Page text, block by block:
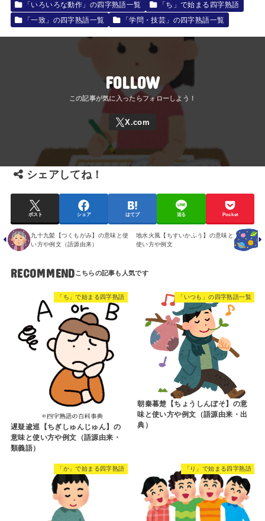
「いろいろな動作」の四字熟語一覧
「ち」で始まる四字熟語
「一致」の四字熟語一覧
「学問・技芸」の四字熟語一覧
FOLLOW
シェアしてね！
ポスト シェア はてブ 送る Pocket
九十九髪【つくもがみ】の意味と使
い方や例文（語源由来）
地水火風【ちすいかふう】の意味と
使い方や例文
RECOMMEND
「ち」で始まる四字熟語
遅疑逡巡【ちぎしゅんじゅん】の
意味と使い方や例文（語源由来・
類義語）
「いつも」の四字熟語一覧
朝秦暮楚【ちょうしんぼそ】の意
味と使い方や例文（語源由来・出
典）
「か」で始まる四字熟語 「り」で始まる四字熟語